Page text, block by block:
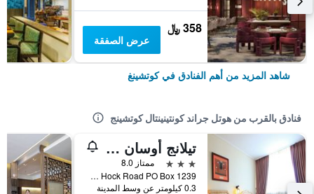
358 ﷼
عرض الصفقة
شاهد المزيد من أهم الفنادق في كوتشينغ
فنادق بالقرب من هوتل جراند كونتينينتال كوتشينج
تيلانج أوسان هوتل
3 نجوم
ممتاز 8.0
Ban Hock Road PO Box 1239, كوتشينغ, ماليزيا
0.3 كيلومتر عن وسط المدينة